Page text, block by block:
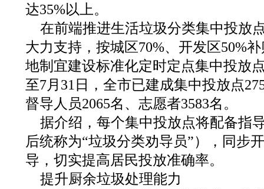
达35%以上。
在前端推进生活垃圾分类集中投放
大力支持，按城区70%、开发区50%
地制宜建设标准化定时定点集中投放
至7月31日，全市已建成集中投放点
督导人员2065名、志愿者3583名。
据介绍，每个集中投放点将配备指
后统称为“垃圾分类劝导员”），同步
导，切实提高居民投放准确率。
提升厨余垃圾处理能力